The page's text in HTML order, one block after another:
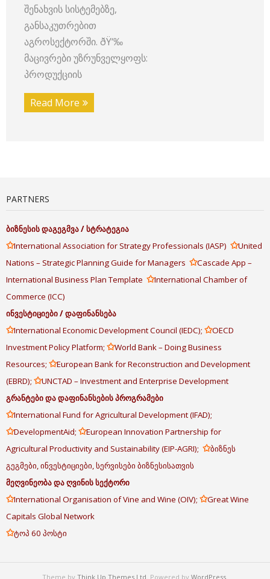
შენახვის სისტემებზე,
განსაკუთრებით
აგროსექტორში. ðŸ‘‰
მაცივრები უზრუნველყოფს:
პროდუქციის
Read More
PARTNERS
ბიზნესისდაგეგმვა/სტრატეგია
✩International Association for Strategy Professionals (IASP) ✩United
Nations – Strategic Planning Guide for Managers ✩Cascade App –
International Business Plan Template ✩International Chamber of
Commerce (ICC)
ინვესტიციები/დაფინანსება
✩International Economic Development Council (IEDC); ✩OECD
Investment Policy Platform; ✩World Bank – Doing Business
Resources; ✩European Bank for Reconstruction and Development
(EBRD); ✩UNCTAD – Investment and Enterprise Development
გრანტებიდადაფინანსებისპროგრამები
✩International Fund for Agricultural Development (IFAD);
✩DevelopmentAid; ✩European Innovation Partnership for
Agricultural Productivity and Sustainability (EIP-AGRI); ✩ბიზნეს
გეგმები, ინვესტიციები, სერვისები ბიზნესისათვის
მეღვინეობადაღვინისსექტორი
✩International Organisation of Vine and Wine (OIV); ✩Great Wine
Capitals Global Network
✩ტოპ 60 პოსტი
Theme by Think Up Themes Ltd . Powered by WordPress